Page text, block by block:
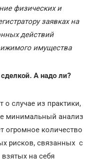
физических и
заявках на
действий
имущества
А надо ли?
о случае из практики,
минимальный анализ
огромное количество
рисков, связанных с
на себя